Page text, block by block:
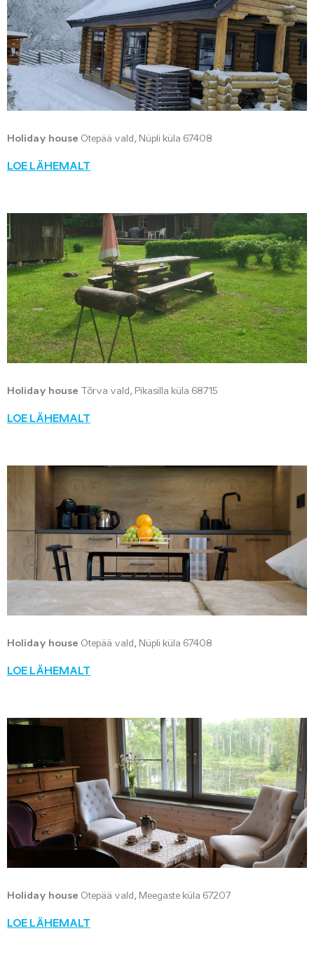
Holiday house Otepää vald, Nüpli küla 67408
LOE LÄHEMALT
Holiday house Tõrva vald, Pikasilla küla 68715
LOE LÄHEMALT
Holiday house Otepää vald, Nüpli küla 67408
LOE LÄHEMALT
Holiday house Otepää vald, Meegaste küla 67207
LOE LÄHEMALT